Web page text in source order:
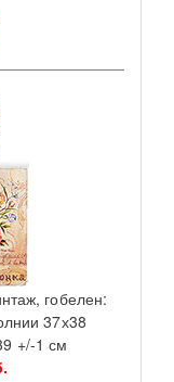
гобелен:
37х38
+/-1 см